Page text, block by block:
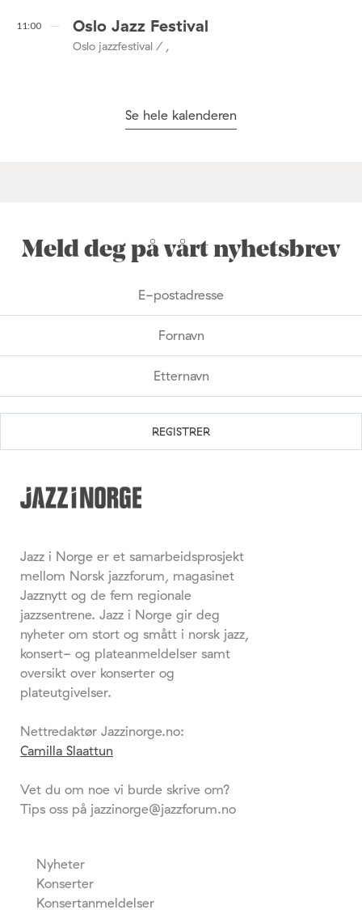
11:00 Oslo Jazz Festival
Oslo jazzfestival / ,
Se hele kalenderen
Meld deg på vårt nyhetsbrev
Jazz i Norge er et samarbeidsprosjekt
mellom Norsk jazzforum, magasinet
Jazznytt og de fem regionale
jazzsentrene. Jazz i Norge gir deg
nyheter om stort og smått i norsk jazz,
konsert- og plateanmeldelser samt
oversikt over konserter og
plateutgivelser.
Nettredaktør Jazzinorge.no:
Camilla Slaattun
Vet du om noe vi burde skrive om?
Tips oss på jazzinorge@jazzforum.no
Nyheter
Konserter
Konsertanmeldelser